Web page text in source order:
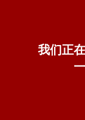
我们正